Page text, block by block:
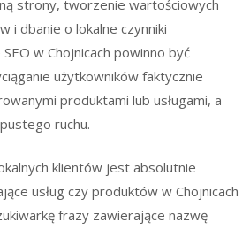
strony, tworzenie wartościowych
i dbanie o lokalne czynniki
w Chojnicach powinno być
użytkowników faktycznie
produktami lub usługami, a
ruchu.
klientów jest absolutnie
usług czy produktów w Chojnicach
frazy zawierające nazwę